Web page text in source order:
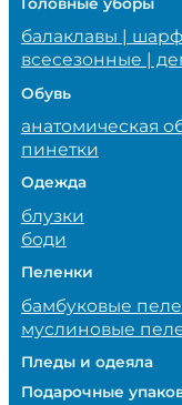
балаклавы |
всесезонные |
Обувь
анатомическая
пинетки
Одежда
блузки
боди
Пеленки
бамбуковые
муслиновые
Пледы и одеяла
Подарочные